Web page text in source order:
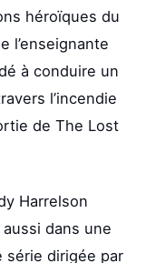
héroïques du
l’enseignante
à conduire un
l’incendie
de The Lost
Harrelson
dans une
série dirigée par